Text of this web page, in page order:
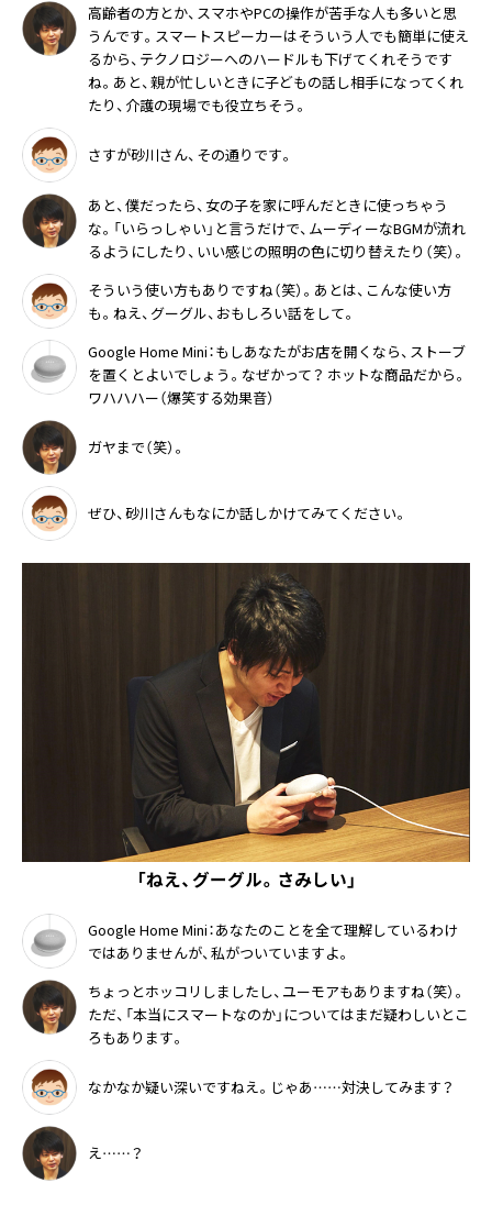
高齢者の方とか、スマホやPCの操作が苦手な人も多いと思
うんです。スマートスピーカーはそういう人でも簡単に使え
るから、テクノロジーへのハードルも下げてくれそうです
ね。あと、親が忙しいときに子どもの話し相手になってくれ
たり、介護の現場でも役立ちそう。
さすが砂川さん、その通りです。
あと、僕だったら、女の子を家に呼んだときに使っちゃう
な。「いらっしゃい」と言うだけで、ムーディーなBGMが流れ
るようにしたり、いい感じの照明の色に切り替えたり（笑）。
そういう使い方もありですね（笑）。あとは、こんな使い方
も。ねえ、グーグル、おもしろい話をして。
Google Home Mini：もしあなたがお店を開くなら、ストーブ
を置くとよいでしょう。なぜかって？ ホットな商品だから。
ワハハハー（爆笑する効果音）
ガヤまで（笑）。
ぜひ、砂川さんもなにか話しかけてみてください。
「ねえ、グーグル。さみしい」
Google Home Mini：あなたのことを全て理解しているわけ
ではありませんが、私がついていますよ。
ちょっとホッコリしましたし、ユーモアもありますね（笑）。
ただ、「本当にスマートなのか」についてはまだ疑わしいとこ
ろもあります。
なかなか疑い深いですねえ。じゃあ……対決してみます？
え……？